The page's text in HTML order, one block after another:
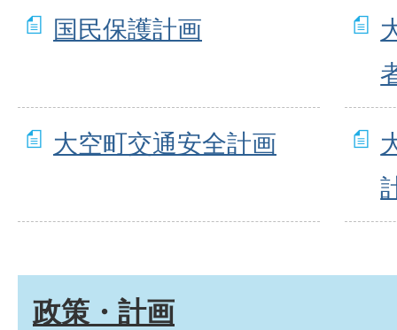
国民保護計画
大空町交通安全計画
政策・計画